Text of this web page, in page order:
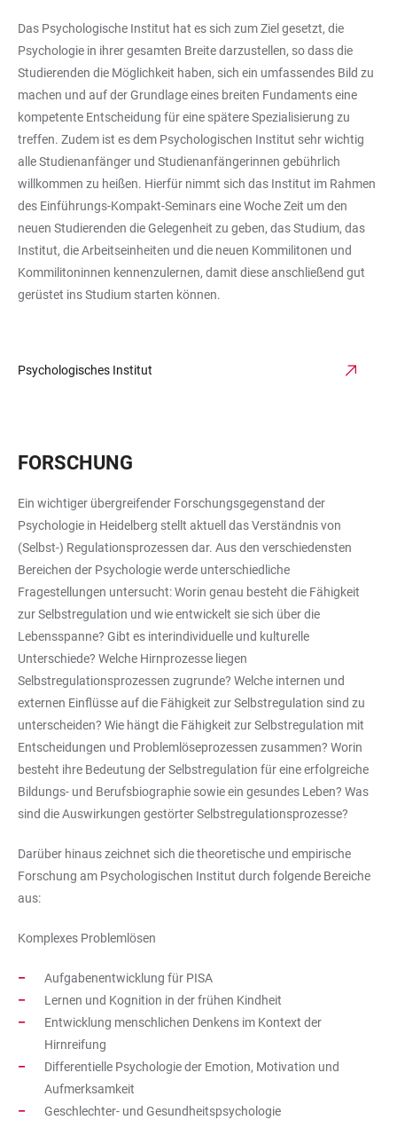
Das Psychologische Institut hat es sich zum Ziel gesetzt, die
Psychologie in ihrer gesamten Breite darzustellen, so dass die
Studierenden die Möglichkeit haben, sich ein umfassendes Bild zu
machen und auf der Grundlage eines breiten Fundaments eine
kompetente Entscheidung für eine spätere Spezialisierung zu
treffen. Zudem ist es dem Psychologischen Institut sehr wichtig
alle Studienanfänger und Studienanfängerinnen gebührlich
willkommen zu heißen. Hierfür nimmt sich das Institut im Rahmen
des Einführungs-Kompakt-Seminars eine Woche Zeit um den
neuen Studierenden die Gelegenheit zu geben, das Studium, das
Institut, die Arbeitseinheiten und die neuen Kommilitonen und
Kommilitoninnen kennenzulernen, damit diese anschließend gut
gerüstet ins Studium starten können.
Psychologisches Institut
FORSCHUNG
Ein wichtiger übergreifender Forschungsgegenstand der
Psychologie in Heidelberg stellt aktuell das Verständnis von
(Selbst-) Regulationsprozessen dar. Aus den verschiedensten
Bereichen der Psychologie werde unterschiedliche
Fragestellungen untersucht: Worin genau besteht die Fähigkeit
zur Selbstregulation und wie entwickelt sie sich über die
Lebensspanne? Gibt es interindividuelle und kulturelle
Unterschiede? Welche Hirnprozesse liegen
Selbstregulationsprozessen zugrunde? Welche internen und
externen Einflüsse auf die Fähigkeit zur Selbstregulation sind zu
unterscheiden? Wie hängt die Fähigkeit zur Selbstregulation mit
Entscheidungen und Problemlöseprozessen zusammen? Worin
besteht ihre Bedeutung der Selbstregulation für eine erfolgreiche
Bildungs- und Berufsbiographie sowie ein gesundes Leben? Was
sind die Auswirkungen gestörter Selbstregulationsprozesse?
Darüber hinaus zeichnet sich die theoretische und empirische
Forschung am Psychologischen Institut durch folgende Bereiche
aus:
Komplexes Problemlösen
Aufgabenentwicklung für PISA
Lernen und Kognition in der frühen Kindheit
Entwicklung menschlichen Denkens im Kontext der
Hirnreifung
Differentielle Psychologie der Emotion, Motivation und
Aufmerksamkeit
Geschlechter- und Gesundheitspsychologie